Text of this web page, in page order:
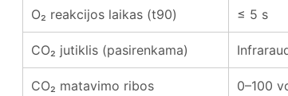
O₂ reakcijos laikas (t90) ≤ 5 s
CO₂ jutiklis (pasirenkama)
CO₂ matavimo ribos 0–100